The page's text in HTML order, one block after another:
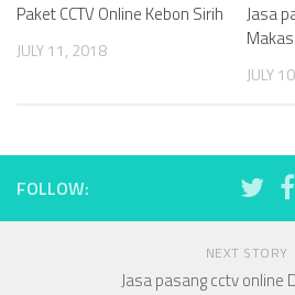
Paket CCTV Online Kebon Sirih
JULY 11, 2018
Jasa
JULY
FOLLOW:
NEXT STORY
Jasa pasang cctv online